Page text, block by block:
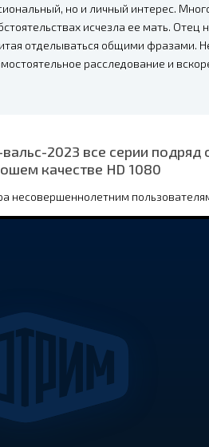
но и личный интерес.
исчезла ее мать. Отец
отделываться общими фразами.
расследование и
2023 все серии подряд
качестве HD 1080
несовершеннолетним